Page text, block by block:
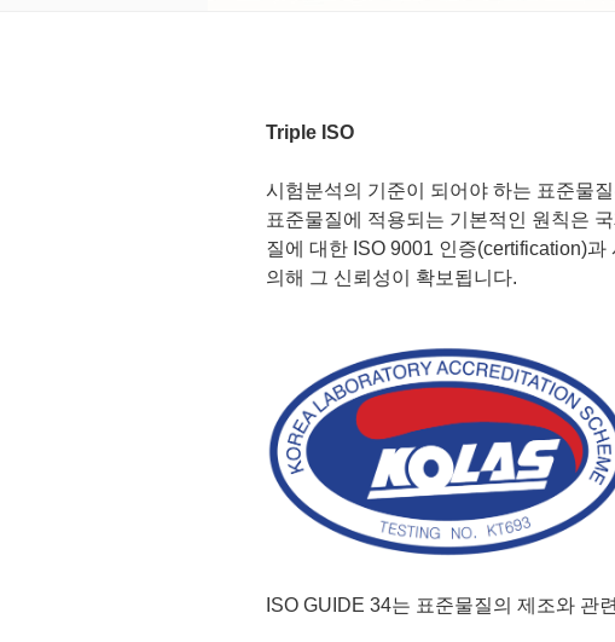
Triple ISO
시험분석의 기준이 되어야 하는 표준물
표준물질에 적용되는 기본적인 원칙은
질에 대한 ISO 9001 인증(certification)
의해 그 신뢰성이 확보됩니다.
ISO GUIDE 34는 표준물질의 제조와 관